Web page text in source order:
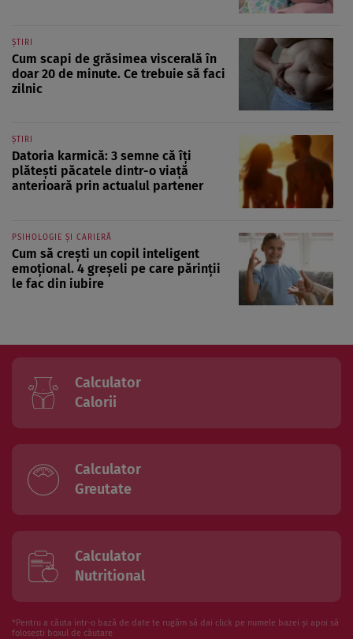
ȘTIRI
Cum scapi de grăsimea viscerală în
doar 20 de minute. Ce trebuie să faci
zilnic
ȘTIRI
Datoria karmică: 3 semne că îți
plătești păcatele dintr-o viață
anterioară prin actualul partener
PSIHOLOGIE ȘI CARIERĂ
Cum să crești un copil inteligent
emoțional. 4 greșeli pe care părinții
le fac din iubire
Calculator
Calorii
Calculator
Greutate
Calculator
Nutritional
*Pentru a căuta intr-o bază de date te rugăm să dai click pe numele bazei și apoi să
folosesti boxul de căutare